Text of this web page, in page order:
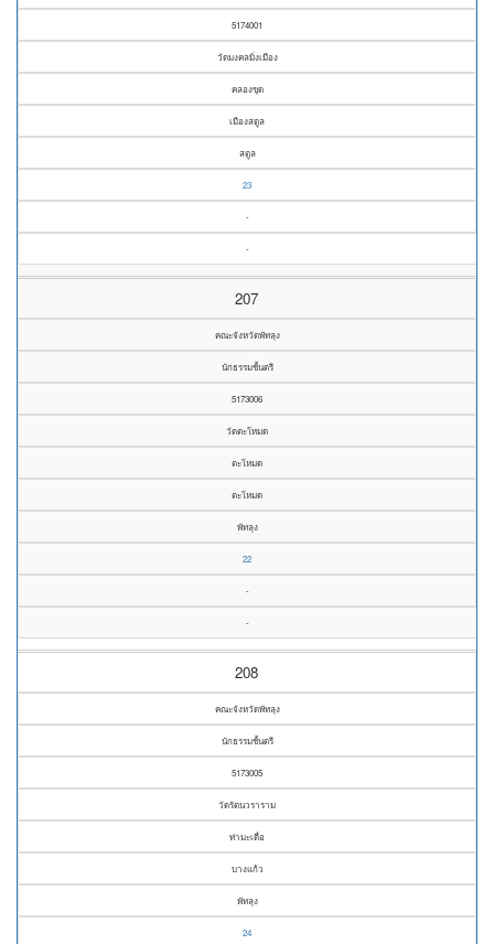
5174001
วัดมงคลมิ่งเมือง
คลองขุด
เมืองสตูล
สตูล
23
-
-
207
คณะจังหวัดพัทลุง
นักธรรมชั้นตรี
5173006
วัดตะโหมด
ตะโหมด
ตะโหมด
พัทลุง
22
-
-
208
คณะจังหวัดพัทลุง
นักธรรมชั้นตรี
5173005
วัดรัตนวราราม
ท่ามะเดื่อ
บางแก้ว
พัทลุง
24